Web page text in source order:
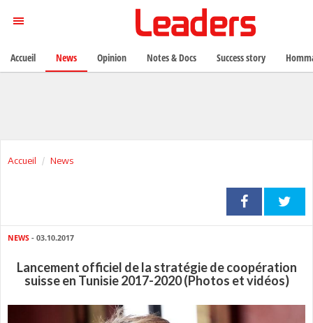
Accueil News
NEWS - 03.10.2017
Lancement officiel de la stratégie de coopération
suisse en Tunisie 2017-2020 (Photos et vidéos)
Accueil News Opinion Notes & Docs Success story